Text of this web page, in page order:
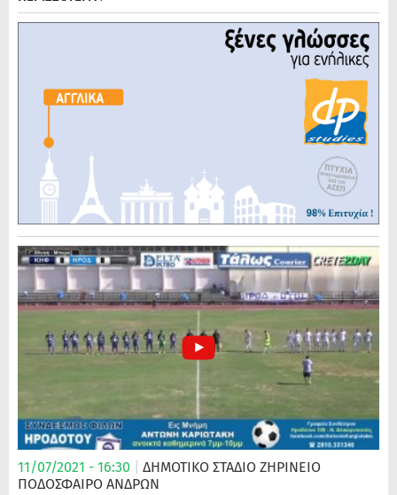
11/07/2021 - 16:30
ΔΗΜΟΤΙΚΟ ΣΤΑΔΙΟ ΖΗΡΙΝΕΙΟ
ΠΟΔΌΣΦΑΙΡΟ ΑΝΔΡΏΝ